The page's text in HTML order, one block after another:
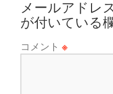
メールアドレ
が付いている
コメント ※